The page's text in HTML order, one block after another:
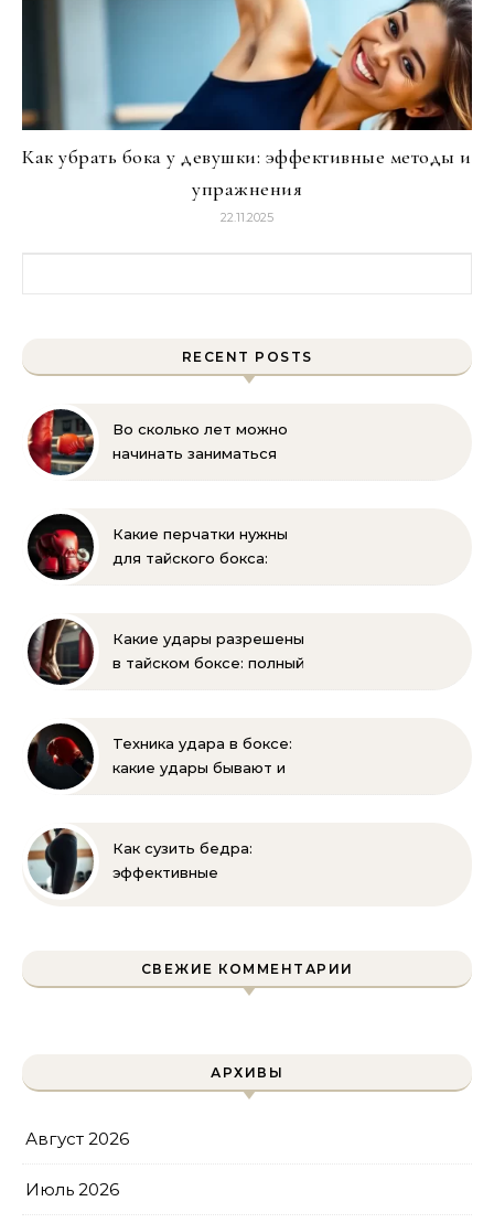
Как убрать бока у девушки: эффективные методы и
упражнения
22.11.2025
RECENT POSTS
Во сколько лет можно
начинать заниматься
советы тренеров
Какие перчатки нужны
для тайского бокса:
экипировки
Какие удары разрешены
в тайском боксе: полный
Техника удара в боксе:
какие удары бывают и
Как сузить бедра:
эффективные
СВЕЖИЕ КОММЕНТАРИИ
АРХИВЫ
Август 2026
Июль 2026